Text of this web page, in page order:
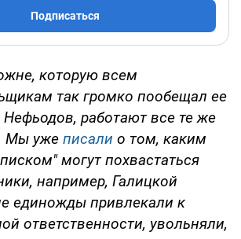
Подписаться
которую всем
так громко пообещал ее
работают все те же
Мы уже писали о том, каким
могут похвастаться
например, Галицкой
единожды привлекали к
ответственности, увольняли,